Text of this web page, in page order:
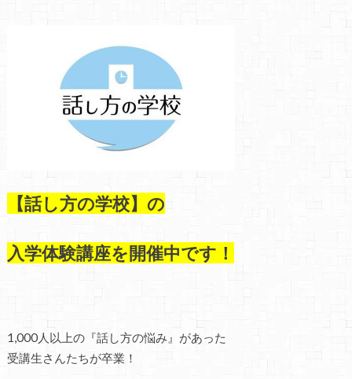
【話し方の学校】の
入学体験講座を開催中です！
1,000人以上の『話し方の悩み』があった
受講生さんたちが卒業！